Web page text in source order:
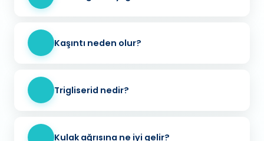
Kaşıntı neden olur?
Trigliserid nedir?
Kulak ağrısına ne iyi gelir?